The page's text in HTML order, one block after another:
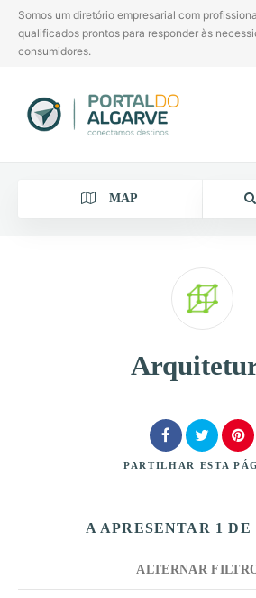
Somos um diretório empresarial com
qualificados prontos para responder às
consumidores.
MAP
Procurar
PARTILHAR ESTA
A APRESENTAR 1 DE
ALTERNAR